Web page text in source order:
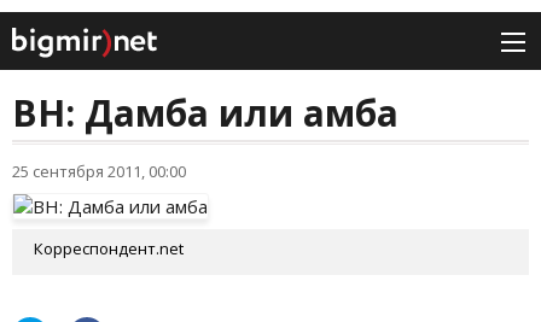
ВН: Дамба или амба
25 сентября 2011, 00:00
Корреспондент.net